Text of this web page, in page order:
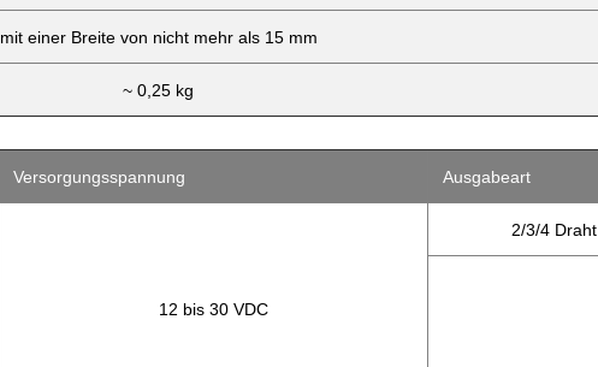
mit einer Breite von nicht mehr als 15 mm
~ 0,25 kg
Versorgungsspannung Ausgabeart
12 bis 30 VDC
2/3/4 Draht